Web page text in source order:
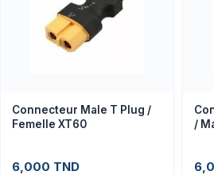
Connecteur Male T Plug /
Femelle XT60
6,000 TND
/